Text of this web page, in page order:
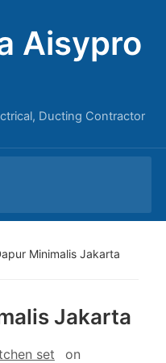
Aisypro
Ducting Contractor
Minimalis Jakarta
Jakarta
set on